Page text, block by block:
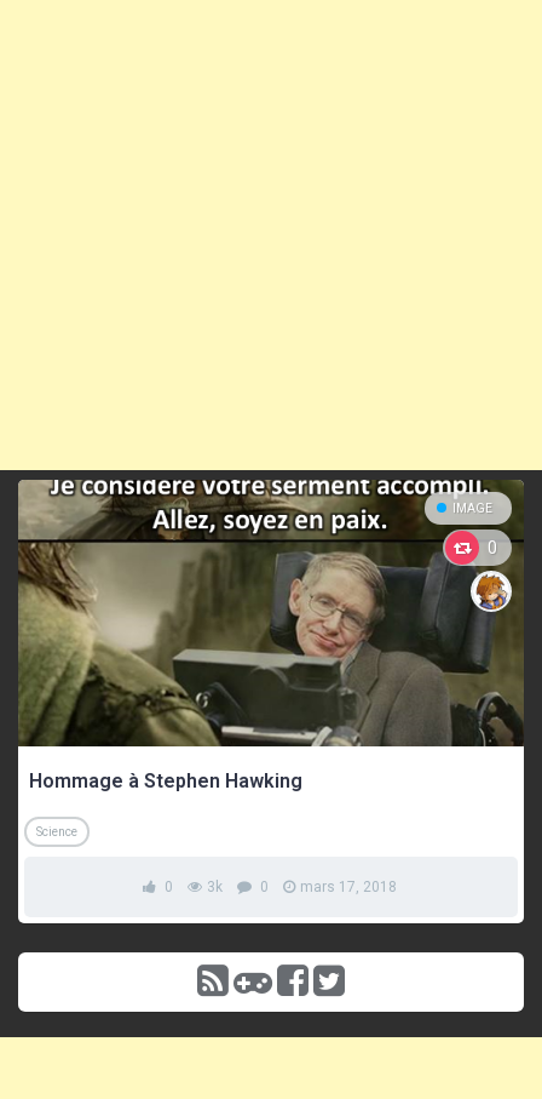
IMAGE
0
Hommage à Stephen Hawking
Science
0 3k 0 mars 17, 2018